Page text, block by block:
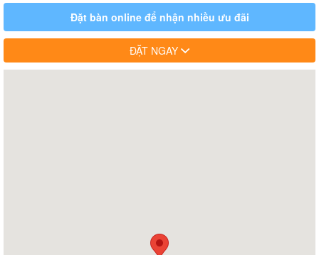
Đặt bàn online để nhận nhiều ưu đãi
ĐẶT NGAY